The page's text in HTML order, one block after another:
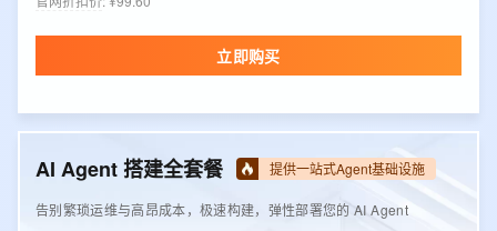
立即购买
AI Agent 搭建全套餐 提供一站式Agent基础设施
告别繁琐运维与高昂成本，极速构建，弹性部署您的 AI Agent